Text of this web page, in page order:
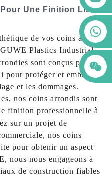
Une Finition Lisse
de vos coins avec les
Plastics Industrial
sont conçus pour
protéger et embellir
et les dommages.
nos coins arrondis sont
finition professionnelle à
sur un projet de
nos coins
pour obtenir un aspect
nous nous engageons à
de construction fiables